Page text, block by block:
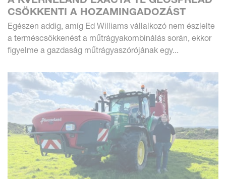
CSÖKKENTI A HOZAMINGADOZÁST
Egészen addig, amíg Ed Williams vállalkozó nem észlelte
a terméscsökkenést a műtrágyakombinálás során, ekkor
figyelme a gazdaság műtrágyaszórójának egy...